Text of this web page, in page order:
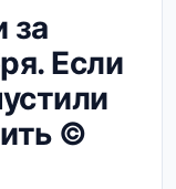
за
Если
©